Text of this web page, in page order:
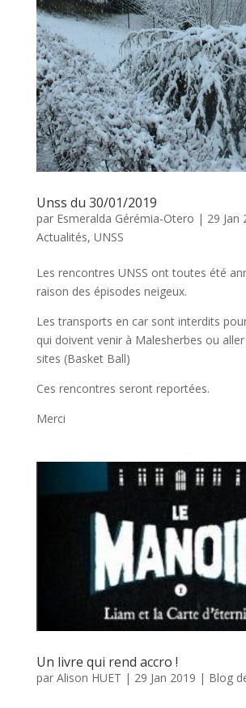
Unss du 30/01/2019
par Esmeralda Gérémia-Otero | 29 Jan
Actualités, UNSS
Les rencontres UNSS ont toutes été
raison des épisodes neigeux.
Les transports en car sont interdits
qui doivent venir à Malesherbes ou aller
sites (Basket Ball)
Ces rencontres seront reportées.
Merci
Un livre qui rend accro !
par Alison HUET | 29 Jan 2019 | Blog